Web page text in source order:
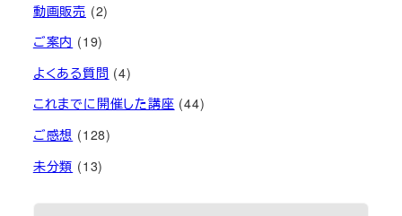
動画販売 (2)
ご案内 (19)
よくある質問 (4)
これまでに開催した講座 (44)
ご感想 (128)
未分類 (13)